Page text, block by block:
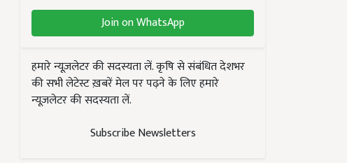
Join on WhatsApp
हमारे न्यूज़लेटर की सदस्यता लें. कृषि से संबंधित देशभर
की सभी लेटेस्ट ख़बरें मेल पर पढ़ने के लिए हमारे
न्यूज़लेटर की सदस्यता लें.
Subscribe Newsletters